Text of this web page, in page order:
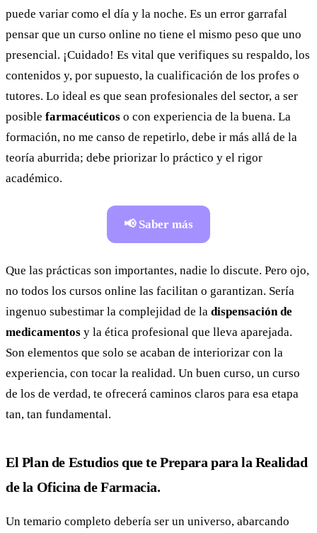
puede variar como el día y la noche. Es un error garrafal
pensar que un curso online no tiene el mismo peso que uno
presencial. ¡Cuidado! Es vital que verifiques su respaldo, los
contenidos y, por supuesto, la cualificación de los profes o
tutores. Lo ideal es que sean profesionales del sector, a ser
posible farmacéuticos o con experiencia de la buena. La
formación, no me canso de repetirlo, debe ir más allá de la
teoría aburrida; debe priorizar lo práctico y el rigor
académico.
📢 Saber más
Que las prácticas son importantes, nadie lo discute. Pero ojo,
no todos los cursos online las facilitan o garantizan. Sería
ingenuo subestimar la complejidad de la dispensación de
medicamentos y la ética profesional que lleva aparejada.
Son elementos que solo se acaban de interiorizar con la
experiencia, con tocar la realidad. Un buen curso, un curso
de los de verdad, te ofrecerá caminos claros para esa etapa
tan, tan fundamental.
El Plan de Estudios que te Prepara para la Realidad
de la Oficina de Farmacia.
Un temario completo debería ser un universo, abarcando